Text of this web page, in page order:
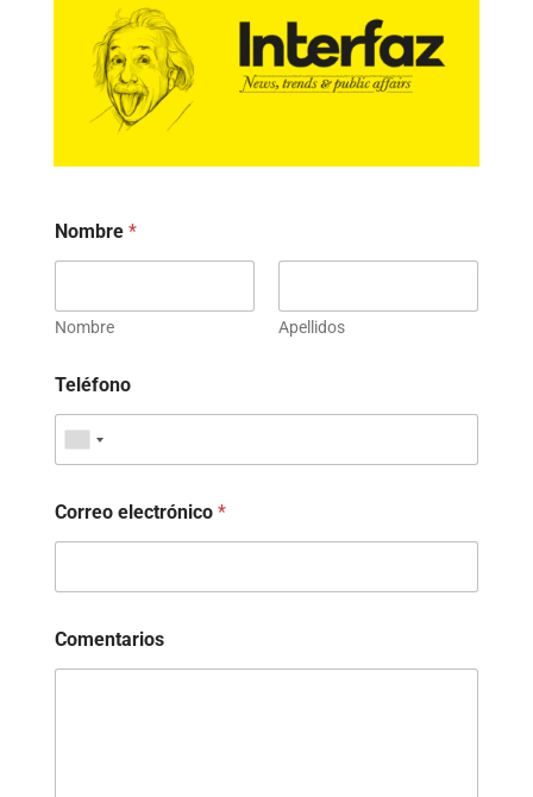
Nombre *
Nombre Apellidos
Teléfono
Correo electrónico *
Comentarios